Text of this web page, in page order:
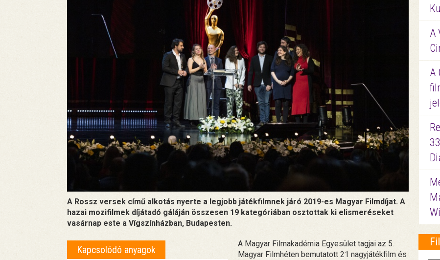
A Rossz versek című alkotás nyerte a legjobb játékfilmnek járó 2019-es Magyar Filmdíjat. A
hazai mozifilmek díjátadó gáláján összesen 19 kategóriában osztottak ki elismeréseket
vasárnap este a Vígszínházban, Budapesten.
Kapcsolódó anyagok
A Magyar Filmakadémia Egyesület tagjai az 5.
Magyar Filmhéten bemutatott 21 nagyjátékfilm és
A
A